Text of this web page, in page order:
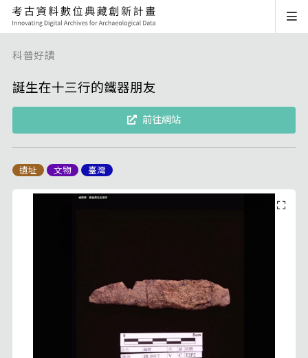
科普好讀
誕生在十三行的鐵器朋友
前往網站
遺址 文物 臺灣